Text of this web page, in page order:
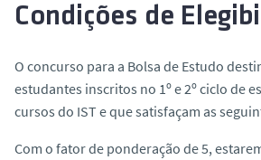
Condições de
O concurso para a Bolsa de Estudo
estudantes inscritos no 1º e 2º ciclo de
cursos do IST e que satisfaçam as
Com o fator de ponderação de 5,